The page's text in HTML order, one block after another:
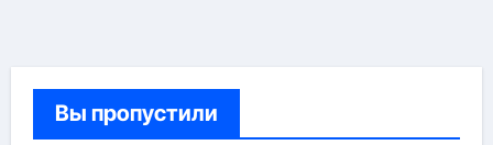
Вы пропустили